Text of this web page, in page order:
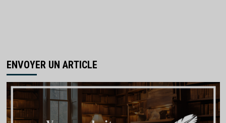
ENVOYER UN ARTICLE